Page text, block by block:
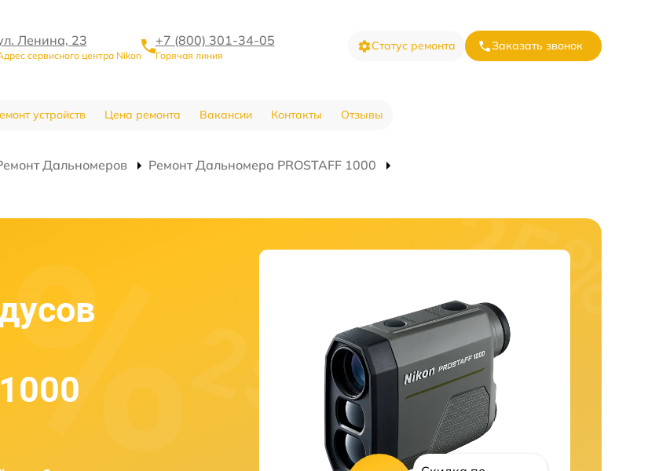
Ленина, 23
сервисного центра Nikon
+7 (800) 301-34-05
Горячая линия
Статус ремонта Заказать звонок
устройств Цена ремонта Вакансии Контакты Отзывы
Дальномеров
Ремонт Дальномера PROSTAFF 1000